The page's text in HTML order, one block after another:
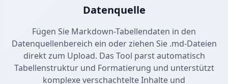
Datenquelle
Fügen Sie Markdown-Tabellendaten in den
Datenquellenbereich ein oder ziehen Sie .md-Dateien
direkt zum Upload. Das Tool parst automatisch
Tabellenstruktur und Formatierung und unterstützt
komplexe verschachtelte Inhalte und